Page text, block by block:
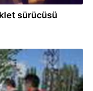
sürücüsü